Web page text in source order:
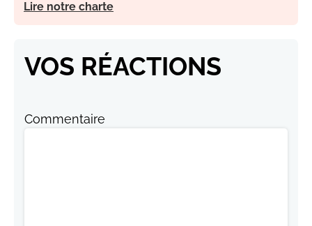
Lire notre charte
VOS RÉACTIONS
Commentaire